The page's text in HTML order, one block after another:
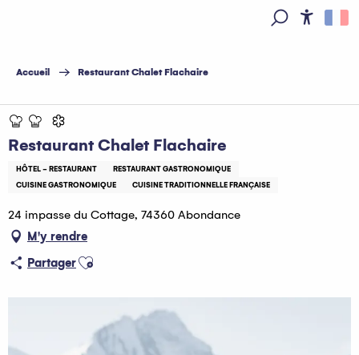
principal
Accueil Restaurant Chalet Flachaire
Restaurant Chalet Flachaire
HÔTEL - RESTAURANT
RESTAURANT GASTRONOMIQUE
CUISINE GASTRONOMIQUE
CUISINE TRADITIONNELLE FRANÇAISE
24 impasse du Cottage, 74360 Abondance
M'y rendre
PartagerAjouter aux favoris